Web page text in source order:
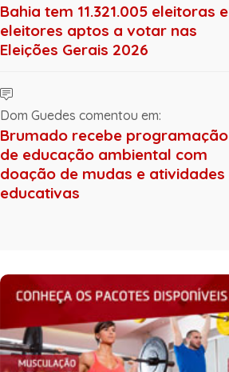
Bahia tem 11.321.005 eleitoras e
eleitores aptos a votar nas
Eleições Gerais 2026
Dom Guedes comentou em:
Brumado recebe programação
de educação ambiental com
doação de mudas e atividades
educativas